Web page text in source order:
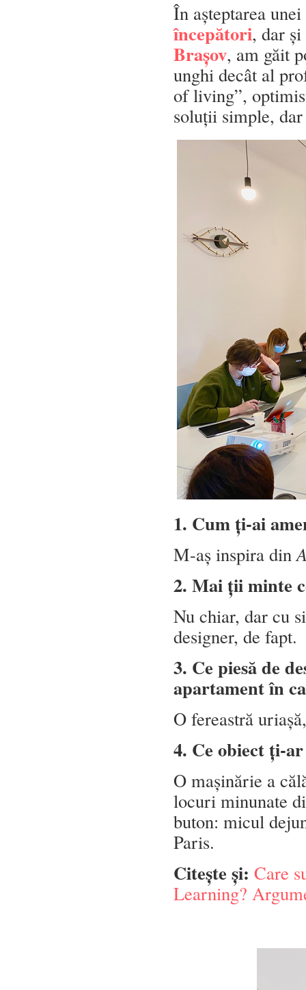
În așteptarea
începători, dar
Brașov, am găit
unghi decât al
of living”,
soluții simple,
1. Cum ți-ai
M-aș inspira din
2. Mai ții minte
Nu chiar, dar cu
designer, de fapt.
3. Ce piesă de
apartament în
O fereastră
4. Ce obiect ți-
O mașinărie a
locuri minunate
buton: micul
Paris.
Citește și: Care
Learning?